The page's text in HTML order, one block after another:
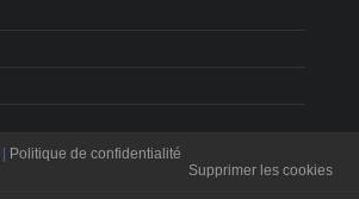
| Politique de confidentialité
Supprimer les cookies